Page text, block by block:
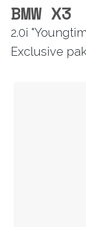
BMW X3
2.0i
Exclusive